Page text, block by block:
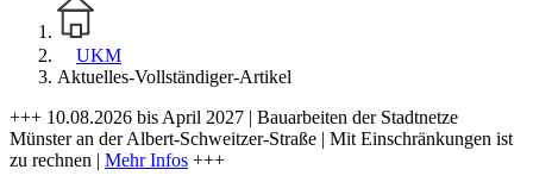
UKM
Aktuelles-Vollständiger-Artikel
+++ 10.08.2026 bis April 2027 | Bauarbeiten der Stadtnetze
Münster an der Albert-Schweitzer-Straße | Mit Einschränkungen ist
zu rechnen | Mehr Infos +++